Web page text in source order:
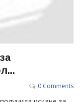
0 Comments